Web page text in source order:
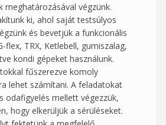
meghatározásával végzünk.
ki, ahol saját testsúlyos
és bevetjük a funkcionális
flex, TRX, Ketlebell, gumiszalag,
kondi gépeket használunk.
fűszerezve komoly
lehet számítani. A feladatokat
odafigyelés mellett végezzük,
hogy elkerüljük a sérüléseket.